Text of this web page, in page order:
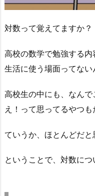
対数って覚えてますか？
高校の数学で勉強する
生活に使う場面ってない
高校生の中にも、なん
え！って思ってるやつも
ていうか、ほとんどだと
ということで、対数につ